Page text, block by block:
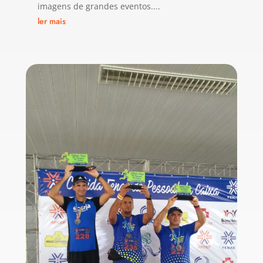
imagens de grandes eventos....
ler mais